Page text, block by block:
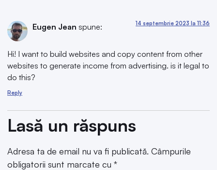
Eugen Jean spune: 14 septembrie 2023 la 11:36
Hi! I want to build websites and copy content from other
websites to generate income from advertising. is it legal to
do this?
Reply
Lasă un răspuns
Adresa ta de email nu va fi publicată. Câmpurile
obligatorii sunt marcate cu *